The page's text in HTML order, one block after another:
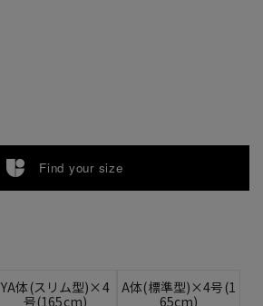
Find your size
YA体(スリム型)×4
号(165cm)
A体(標準型)×4号(1
65cm)